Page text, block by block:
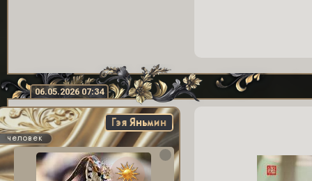
06.05.2026 07:34
Гэя Яньмин
человек